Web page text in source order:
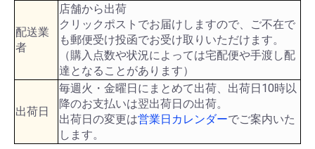
配送業
者
店舗から出荷
クリックポストでお届けしますので、ご不在で
も郵便受け投函でお受け取りいただけます。
（購入点数や状況によっては宅配便や手渡し配
達となることがあります）
出荷日
毎週火・金曜日にまとめて出荷、出荷日10時以
降のお支払いは翌出荷日の出荷。
出荷日の変更は営業日カレンダーでご案内いた
します。